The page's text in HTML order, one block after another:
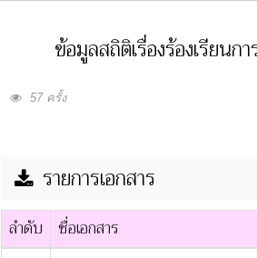
ข้อมูลสถิติเรื่องร้องเรียน
57 ครั้ง
รายการเอกสาร
ลำดับ ชื่อเอกสาร